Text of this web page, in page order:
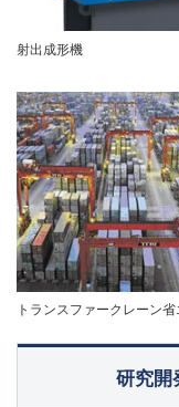
射出成形機
トランスファークレーン
研究開